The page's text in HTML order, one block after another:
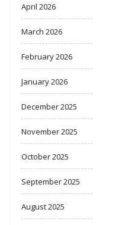
April 2026
March 2026
February 2026
January 2026
December 2025
November 2025
October 2025
September 2025
August 2025